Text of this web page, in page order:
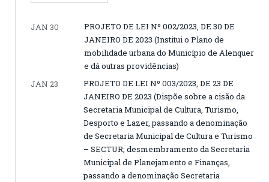
JAN 30
PROJETO DE LEI Nº 002/2023, DE 30 DE
JANEIRO DE 2023 (Institui o Plano de
mobilidade urbana do Município de Alenquer
e dá outras providências)
JAN 23
PROJETO DE LEI Nº 003/2023, DE 23 DE
JANEIRO DE 2023 (Dispõe sobre a cisão da
Secretaria Municipal de Cultura, Turismo,
Desporto e Lazer, passando a denominação
de Secretaria Municipal de Cultura e Turismo
– SECTUR; desmembramento da Secretaria
Municipal de Planejamento e Finanças,
passando a denominação Secretaria